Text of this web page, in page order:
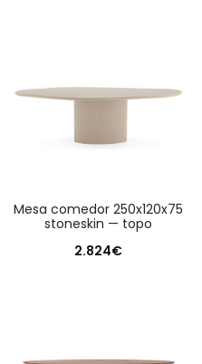
mesa comedor 250x120x75
stoneskin — topo
2.824€